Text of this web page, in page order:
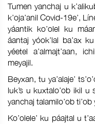
Tumen yanchaj u
k’oja’anil Covid-19e’,
yáantik ko’olel ku
áantaj yóok’lal ba’ax
yéetel a’almajt’aan,
meyajil.
Beyxan, tu ya’alaje’
luk’s u kuxtalo’ob ikil u
yanchaj talamilo’ob ti’ob
Ko’olele’ ku páajtal u